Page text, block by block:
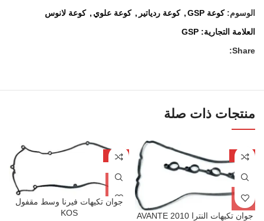
الوسوم: كوعة GSP , كوعة ردياتير , كوعة علوي , كوعة لانوس
العلامة التجارية: GSP
Share:
منتجات ذات صلة
-33%
جوان تكيهات النترا 2010 AVANTE
-47%
جوان تكيهات فيرنا وسط مقفول
KOS